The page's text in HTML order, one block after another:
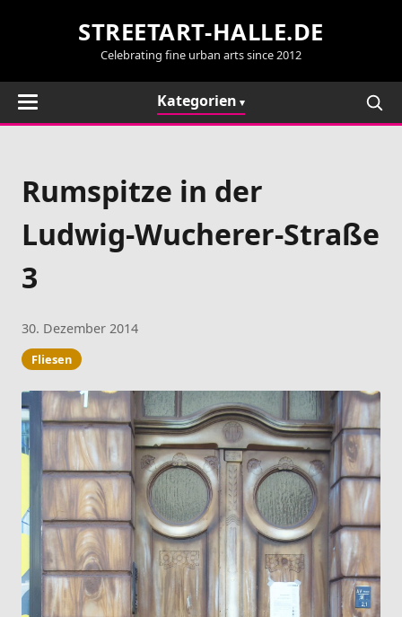
STREETART-HALLE.DE
Celebrating fine urban arts since 2012
Kategorien
Rumspitze in der
Ludwig-Wucherer-Straße
3
30. Dezember 2014
Fliesen